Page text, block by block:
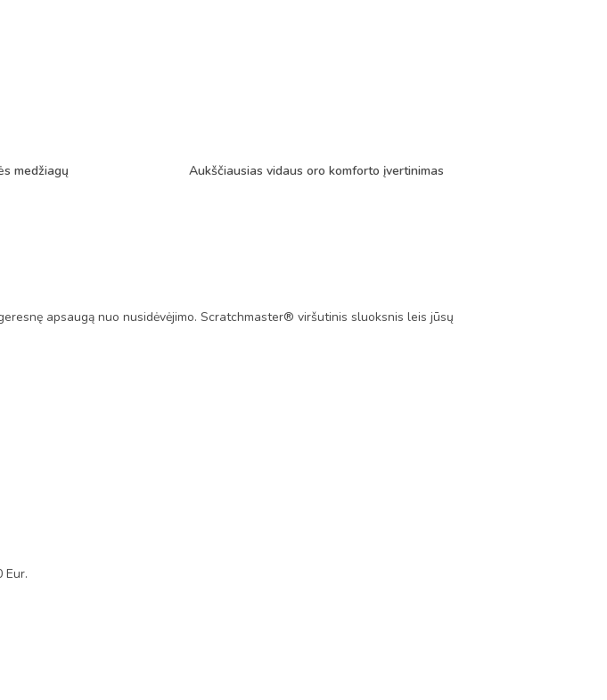
medžiagų Aukščiausias vidaus oro komforto įvertinimas
apsaugą nuo nusidėvėjimo. Scratchmaster® viršutinis sluoksnis leis jūsų
Eur.